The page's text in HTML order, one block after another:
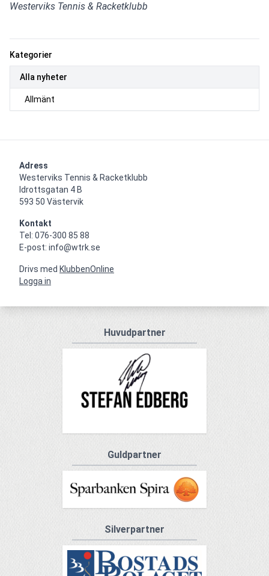
Kategorier
Alla nyheter
Allmänt
Westerviks Tennis & Racketklubb
Adress
Westerviks Tennis & Racketklubb
Idrottsgatan 4 B
593 50 Västervik
Kontakt
Tel: 076-300 85 88
E-post: info@wtrk.se
Drivs med KlubbenOnline
Logga in
Huvudpartner
Guldpartner
Silverpartner